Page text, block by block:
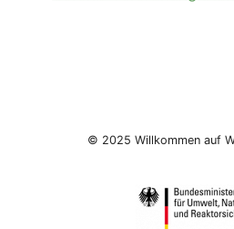
© 2025 Willkommen auf